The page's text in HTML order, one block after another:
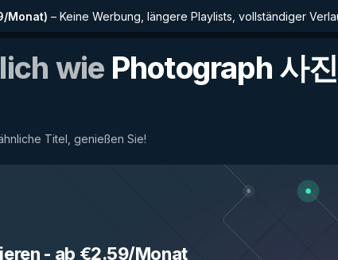
Monat) – Keine Werbung, längere Playlists, vollständiger
wie Photograph 사
Titel, genießen Sie!
- ab €2.59/Monat